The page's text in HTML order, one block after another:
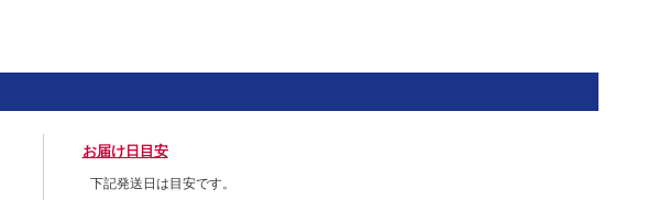
お届け日目安
下記発送日は目安です。